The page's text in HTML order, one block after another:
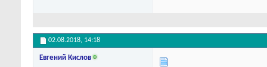
02.08.2018, 14:18
Евгений Кислов